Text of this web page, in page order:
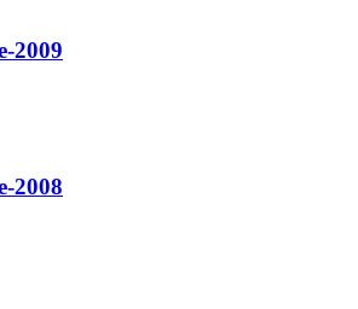
2009
2008